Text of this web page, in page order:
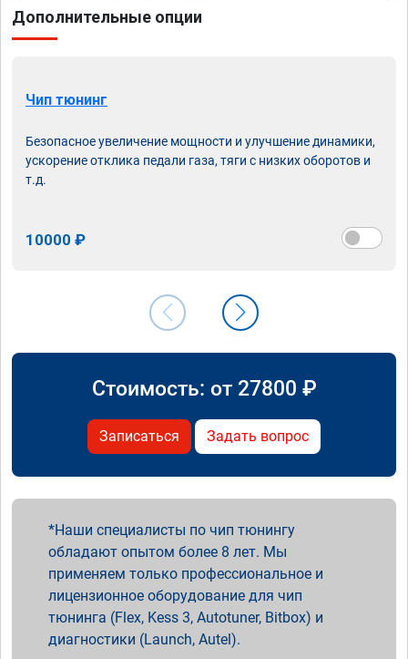
Дополнительные опции
Чип тюнинг
Безопасное увеличение мощности и улучшение динамики,
ускорение отклика педали газа, тяги с низких оборотов и
т.д.
10000 ₽
Стоимость: от 27800 ₽
Записаться Задать вопрос
Наши специалисты по чип тюнингу
обладают опытом более 8 лет. Мы
применяем только профессиональное и
лицензионное оборудование для чип
тюнинга (Flex, Kess 3, Autotuner, Bitbox) и
диагностики (Launch, Autel).